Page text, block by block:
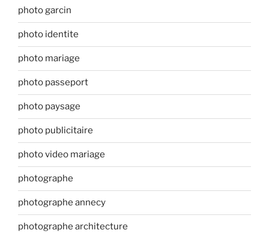
photo garcin
photo identite
photo mariage
photo passeport
photo paysage
photo publicitaire
photo video mariage
photographe
photographe annecy
photographe architecture